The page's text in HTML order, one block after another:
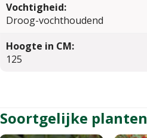
Vochtigheid:
Droog-vochthoudend
Hoogte in CM:
125
Soortgelijke planten